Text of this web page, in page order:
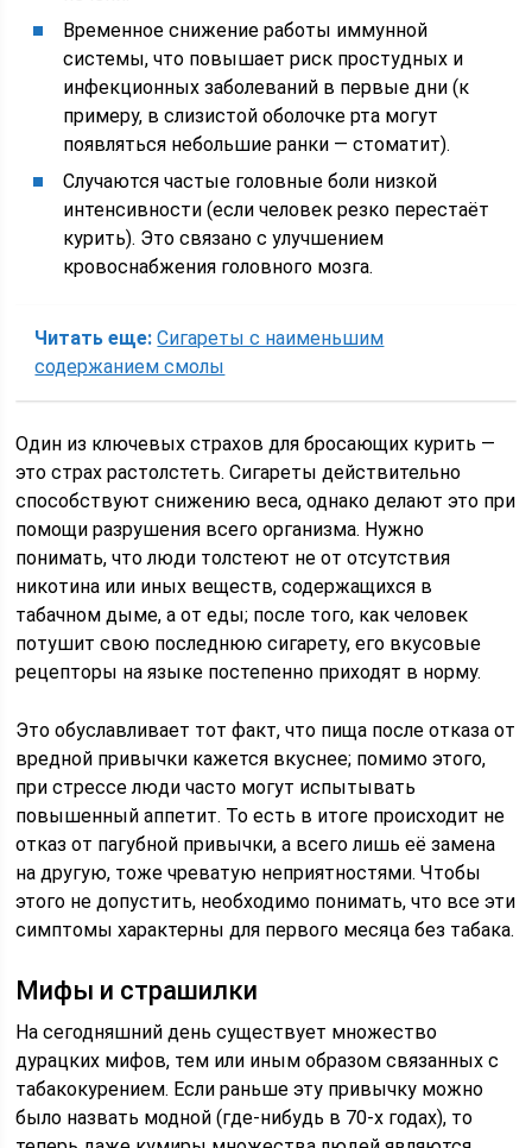
Временное снижение работы иммунной
системы, что повышает риск простудных и
инфекционных заболеваний в первые дни (к
примеру, в слизистой оболочке рта могут
появляться небольшие ранки — стоматит).
Случаются частые головные боли низкой
интенсивности (если человек резко перестаёт
курить). Это связано с улучшением
кровоснабжения головного мозга.
Читать еще: Сигареты с наименьшим
содержанием смолы
Один из ключевых страхов для бросающих курить —
это страх растолстеть. Сигареты действительно
способствуют снижению веса, однако делают это при
помощи разрушения всего организма. Нужно
понимать, что люди толстеют не от отсутствия
никотина или иных веществ, содержащихся в
табачном дыме, а от еды; после того, как человек
потушит свою последнюю сигарету, его вкусовые
рецепторы на языке постепенно приходят в норму.
Это обуславливает тот факт, что пища после отказа от
вредной привычки кажется вкуснее; помимо этого,
при стрессе люди часто могут испытывать
повышенный аппетит. То есть в итоге происходит не
отказ от пагубной привычки, а всего лишь её замена
на другую, тоже чреватую неприятностями. Чтобы
этого не допустить, необходимо понимать, что все эти
симптомы характерны для первого месяца без табака.
Мифы и страшилки
На сегодняшний день существует множество
дурацких мифов, тем или иным образом связанных с
табакокурением. Если раньше эту привычку можно
было назвать модной (где-нибудь в 70-х годах), то